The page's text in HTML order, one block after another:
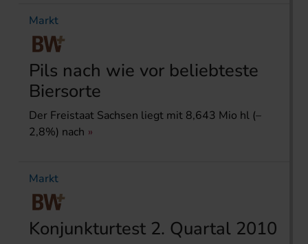
Markt
Pils nach wie vor beliebteste
Biersorte
Der Freistaat Sachsen liegt mit 8,643 Mio hl (–
2,8%) nach
Markt
Konjunkturtest 2. Quartal 2010